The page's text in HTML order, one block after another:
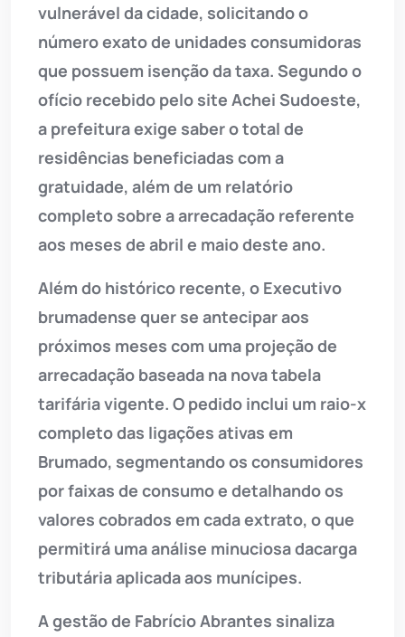
vulnerável da cidade, solicitando o
número exato de unidades consumidoras
que possuem isenção da taxa. Segundo o
ofício recebido pelo site Achei Sudoeste,
a prefeitura exige saber o total de
residências beneficiadas com a
gratuidade, além de um relatório
completo sobre a arrecadação referente
aos meses de abril e maio deste ano.
Além do histórico recente, o Executivo
brumadense quer se antecipar aos
próximos meses com uma projeção de
arrecadação baseada na nova tabela
tarifária vigente. O pedido inclui um raio-x
completo das ligações ativas em
Brumado, segmentando os consumidores
por faixas de consumo e detalhando os
valores cobrados em cada extrato, o que
permitirá uma análise minuciosa dacarga
tributária aplicada aos munícipes.
A gestão de Fabrício Abrantes sinaliza